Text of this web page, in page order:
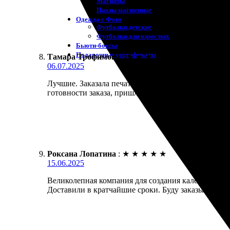
Пазлы магнитные
Одежда с Фото
Футболки детские
Футболки для взрослых
Бьюти-боксы
Подарочные сертификаты
Тамара Трофимова : ★ ★ ★ ★
06.07.2025
Лучшие. Заказала печать календарей, всё прошло
готовности заказа, пришли уже через несколько
Роксана Лопатина : ★ ★ ★ ★ ★
15.06.2025
Великолепная компания для создания
Доставили в кратчайшие сроки. Буду заказывать